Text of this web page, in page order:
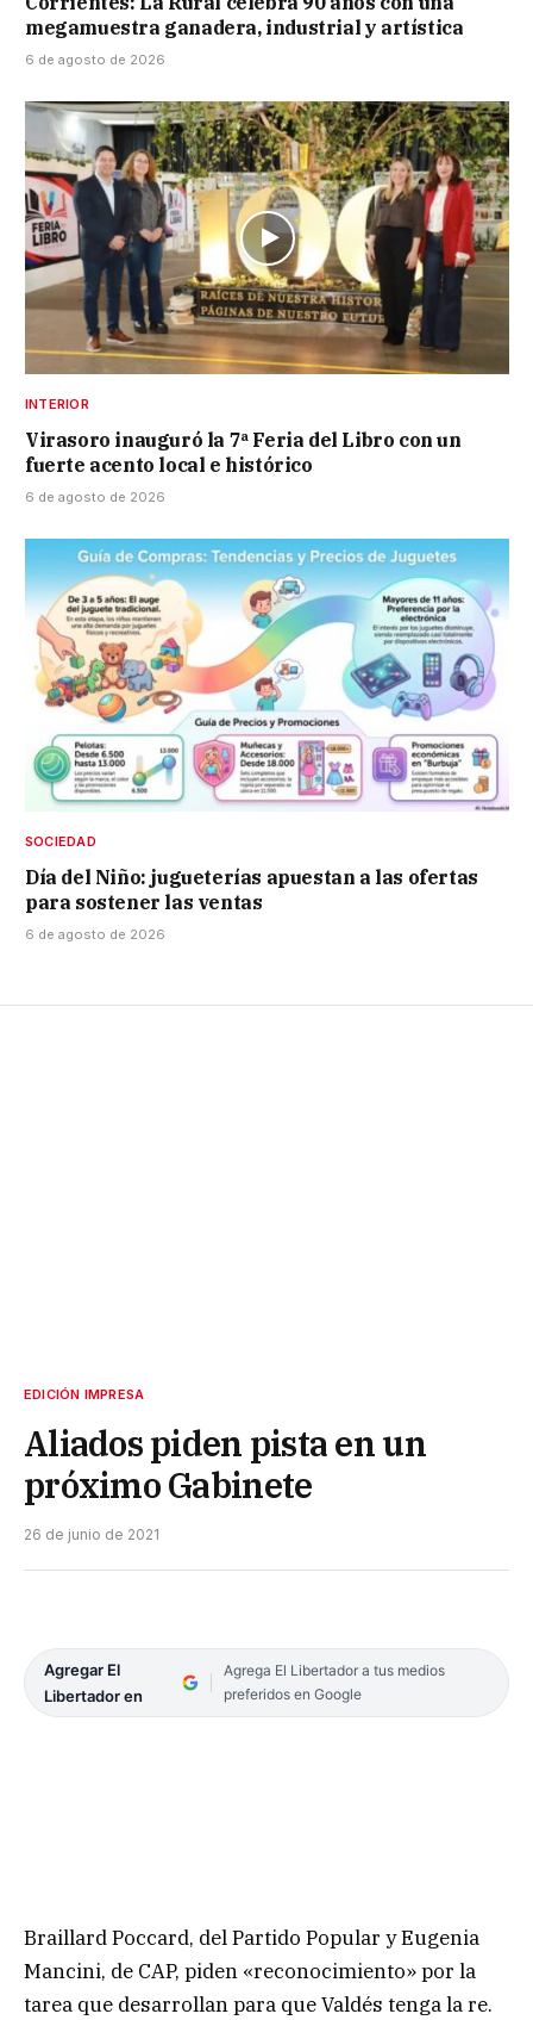
megamuestra ganadera, industrial y artística
6 de agosto de 2026
INTERIOR
Virasoro inauguró la 7ª Feria del Libro con un
fuerte acento local e histórico
6 de agosto de 2026
SOCIEDAD
Día del Niño: jugueterías apuestan a las ofertas
para sostener las ventas
6 de agosto de 2026
EDICIÓN IMPRESA
Aliados piden pista en un
próximo Gabinete
26 de junio de 2021
Agregar El
Libertador en
Agrega El Libertador a tus medios
preferidos en Google
Braillard Poccard, del Partido Popular y Eugenia
Mancini, de CAP, piden «reconocimiento» por la
tarea que desarrollan para que Valdés tenga la re.